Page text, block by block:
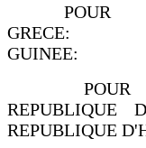
GRECE:
GUINEE:
REPUBLIQUE